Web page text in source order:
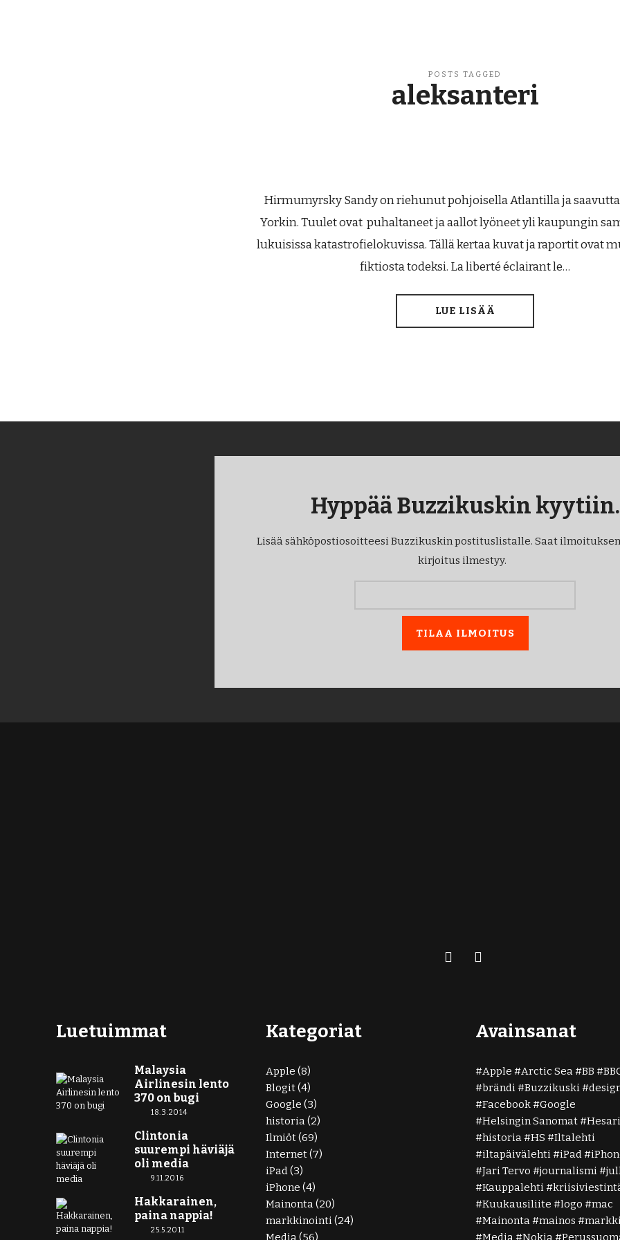
POSTS TAGGED
aleksanteri
Hirmumyrsky Sandy on riehunut pohjoisella Atlantilla ja
Yorkin. Tuulet ovat puhaltaneet ja aallot lyöneet yli kaupungin
lukuisissa katastrofielokuvissa. Tällä kertaa kuvat ja raportit ovat
fiktiosta todeksi. La liberté éclairant le…
LUE LISÄÄ
Hyppää Buzzikuskin kyytiin.
Lisää sähköpostiosoitteesi Buzzikuskin postituslistalle. Saat
kirjoitus ilmestyy.
Luetuimmat
Malaysia
Airlinesin lento
370 on bugi
18.3.2014
Clintonia
suurempi häviäjä
oli media
9.11.2016
Hakkarainen,
paina nappia!
25.5.2011
Kategoriat
Apple (8)
Blogit(4)
Google (3)
historia(2)
Ilmiöt(69)
Internet(7)
iPad(3)
iPhone (4)
Mainonta(20)
markkinointi(24)
Media (56)
Avainsanat
Apple Arctic Sea BB
brändi
Buzzikuski
Facebook
Google
Helsingin Sanomat
Hesari
historia
HS
Iltalehti
iltapäivälehti
iPad
Jari Tervo
journalismi
Kauppalehti
Kuukausiliite
logo
mac
Mainonta
mainos
Media
Nokia